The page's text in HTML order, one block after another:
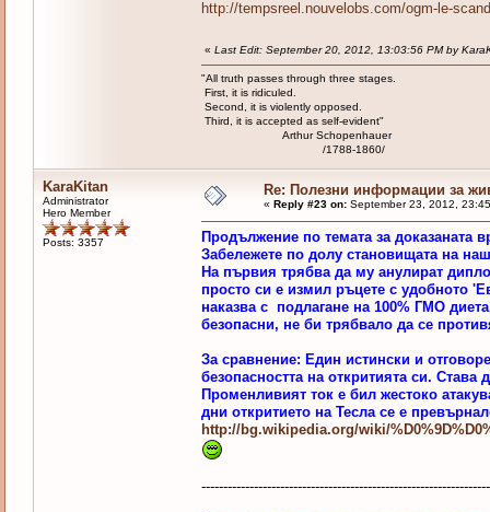
http://tempsreel.nouvelobs.com/ogm-le-
« Last Edit: September 20, 2012, 13:03:56 PM by
"All truth passes through three stages.
First, it is ridiculed.
Second, it is violently opposed.
Third, it is accepted as self-evident"
Arthur Schopenhauer
/1788-1860/
KaraKitan
Administrator
Hero Member
Posts: 3357
Re: Полезни информации за
« Reply #23 on:September 23, 2012,
Продължение по темата за доказаната
Забележете по долу становищата на
На първия трябва да му анулират
просто си е измил ръцете с удобното
наказва с подлагане на 100% ГМО
безопасни, не би трябвало да се
За сравнение: Един истински и
безопасността на откритията си.
Променливият ток е бил жестоко
дни откритието на Тесла се е
http://bg.wikipedia.org/wiki/